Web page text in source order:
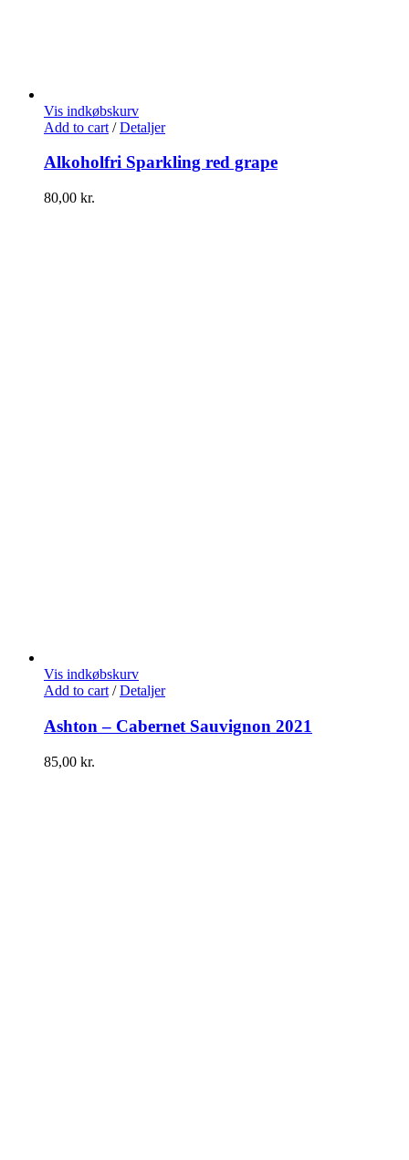
Vis indkøbskurv
Add to cart / Detaljer
Alkoholfri Sparkling red grape
80,00 kr.
Vis indkøbskurv
Add to cart / Detaljer
Ashton – Cabernet Sauvignon 2021
85,00 kr.